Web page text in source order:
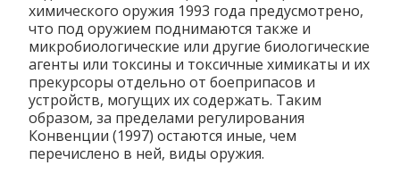
химического оружия 1993 года предусмотрено,
что под оружием поднимаются также и
микробиологические или другие биологические
агенты или токсины и токсичные химикаты и их
прекурсоры отдельно от боеприпасов и
устройств, могущих их содержать. Таким
образом, за пределами регулирования
Конвенции (1997) остаются иные, чем
перечислено в ней, виды оружия.